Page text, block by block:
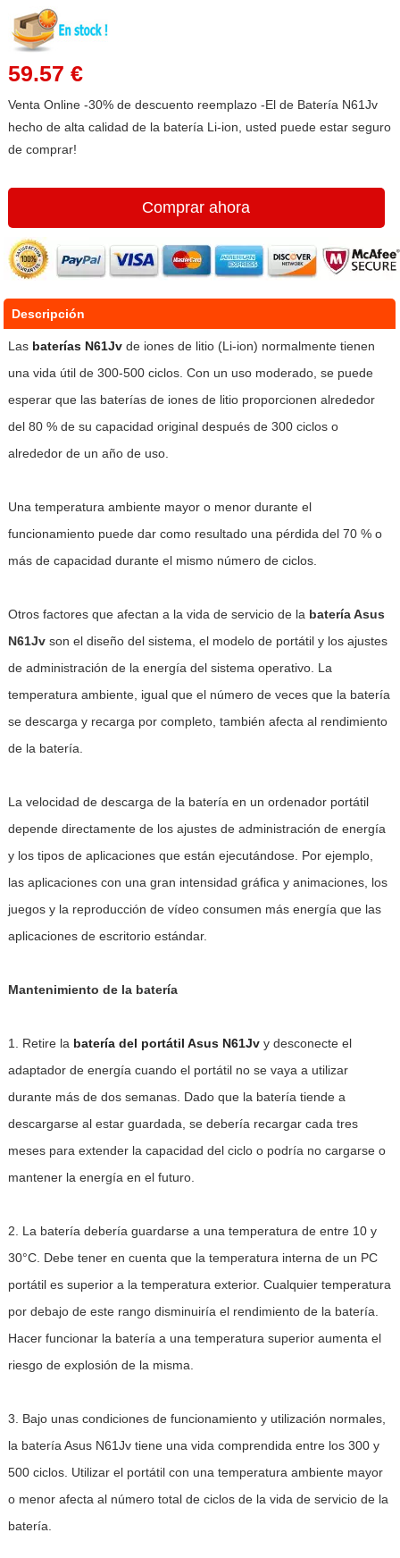
59.57 €
Venta Online -30% de descuento reemplazo -El de Batería N61Jv
hecho de alta calidad de la batería Li-ion, usted puede estar seguro
de comprar!
Comprar ahora
Descripción
Las baterías N61Jv de iones de litio (Li-ion) normalmente tienen
una vida útil de 300-500 ciclos. Con un uso moderado, se puede
esperar que las baterías de iones de litio proporcionen alrededor
del 80 % de su capacidad original después de 300 ciclos o
alrededor de un año de uso.
Una temperatura ambiente mayor o menor durante el
funcionamiento puede dar como resultado una pérdida del 70 % o
más de capacidad durante el mismo número de ciclos.
Otros factores que afectan a la vida de servicio de la batería Asus
N61Jv son el diseño del sistema, el modelo de portátil y los ajustes
de administración de la energía del sistema operativo. La
temperatura ambiente, igual que el número de veces que la batería
se descarga y recarga por completo, también afecta al rendimiento
de la batería.
La velocidad de descarga de la batería en un ordenador portátil
depende directamente de los ajustes de administración de energía
y los tipos de aplicaciones que están ejecutándose. Por ejemplo,
las aplicaciones con una gran intensidad gráfica y animaciones, los
juegos y la reproducción de vídeo consumen más energía que las
aplicaciones de escritorio estándar.
Mantenimiento de la batería
1. Retire la batería del portátil Asus N61Jv y desconecte el
adaptador de energía cuando el portátil no se vaya a utilizar
durante más de dos semanas. Dado que la batería tiende a
descargarse al estar guardada, se debería recargar cada tres
meses para extender la capacidad del ciclo o podría no cargarse o
mantener la energía en el futuro.
2. La batería debería guardarse a una temperatura de entre 10 y
30°C. Debe tener en cuenta que la temperatura interna de un PC
portátil es superior a la temperatura exterior. Cualquier temperatura
por debajo de este rango disminuiría el rendimiento de la batería.
Hacer funcionar la batería a una temperatura superior aumenta el
riesgo de explosión de la misma.
3. Bajo unas condiciones de funcionamiento y utilización normales,
la batería Asus N61Jv tiene una vida comprendida entre los 300 y
500 ciclos. Utilizar el portátil con una temperatura ambiente mayor
o menor afecta al número total de ciclos de la vida de servicio de la
batería.